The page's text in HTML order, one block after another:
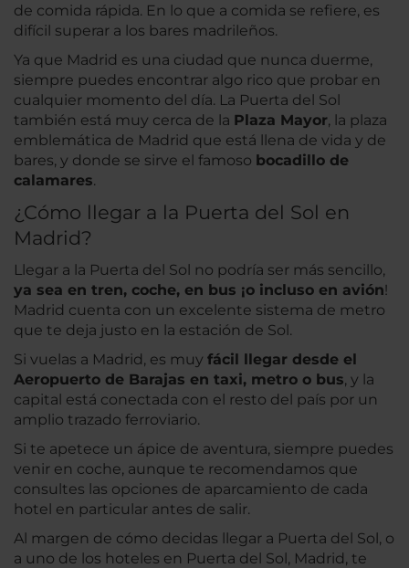
de comida rápida. En lo que a comida se refiere, es
difícil superar a los bares madrileños.
Ya que Madrid es una ciudad que nunca duerme,
siempre puedes encontrar algo rico que probar en
cualquier momento del día. La Puerta del Sol
también está muy cerca de la Plaza Mayor, la plaza
emblemática de Madrid que está llena de vida y de
bares, y donde se sirve el famoso bocadillo de
calamares.
¿Cómo llegar a la Puerta del Sol en
Madrid?
Llegar a la Puerta del Sol no podría ser más sencillo,
ya sea en tren, coche, en bus ¡o incluso en avión!
Madrid cuenta con un excelente sistema de metro
que te deja justo en la estación de Sol.
Si vuelas a Madrid, es muy fácil llegar desde el
Aeropuerto de Barajas en taxi, metro o bus, y la
capital está conectada con el resto del país por un
amplio trazado ferroviario.
Si te apetece un ápice de aventura, siempre puedes
venir en coche, aunque te recomendamos que
consultes las opciones de aparcamiento de cada
hotel en particular antes de salir.
Al margen de cómo decidas llegar a Puerta del Sol, o
a uno de los hoteles en Puerta del Sol, Madrid, te